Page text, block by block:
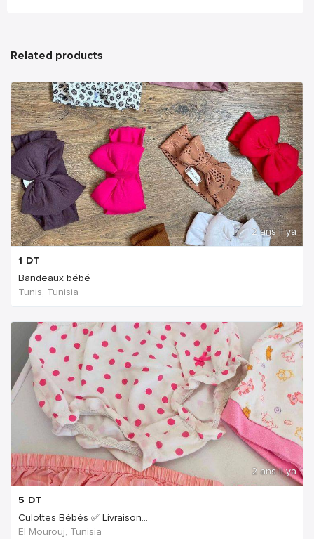
Related products
2 ans Il ya
1 DT
Bandeaux bébé
Tunis, Tunisia
2 ans Il ya
5 DT
Culottes Bébés ✅ Livraison...
El Mourouj, Tunisia